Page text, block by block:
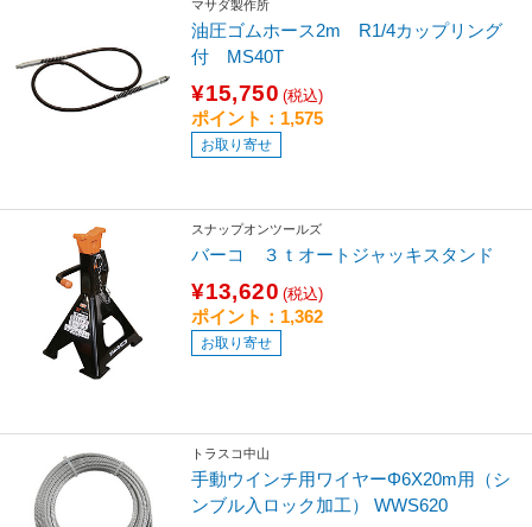
マサダ製作所
油圧ゴムホース2m R1/4カップリング
付 MS40T
¥15,750 (税込)
ポイント：1,575
お取り寄せ
スナップオンツールズ
バーコ ３ｔオートジャッキスタンド
¥13,620 (税込)
ポイント：1,362
お取り寄せ
トラスコ中山
手動ウインチ用ワイヤーΦ6X20m用（シ
ンブル入ロック加工） WWS620